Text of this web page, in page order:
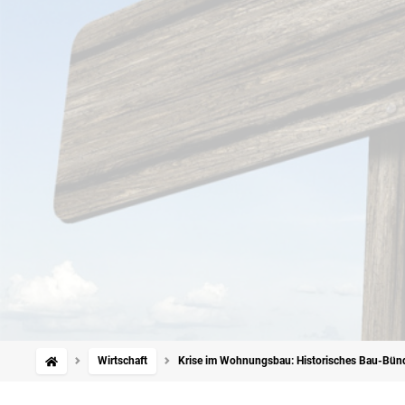
Wirtschaft Krise im Wohnungsbau: Historisches Bau-